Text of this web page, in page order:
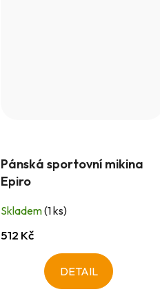
Pánská sportovní mikina
Epiro
Skladem(1 ks)
512 Kč
DETAIL